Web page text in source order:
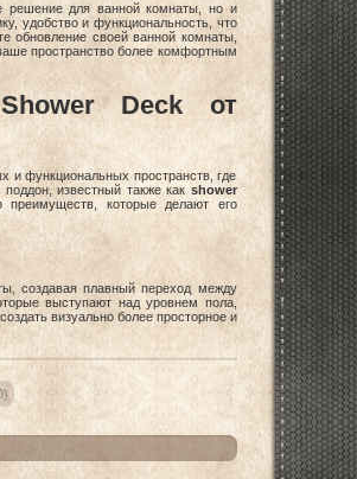
решение для ванной комнаты, но и
удобство и функциональность, что
обновление своей ванной комнаты,
пространство более комфортным
Deck от
и функциональных пространств, где
известный также как shower
преимуществ, которые делают его
создавая плавный переход между
выступают над уровнем пола,
визуально более просторное и